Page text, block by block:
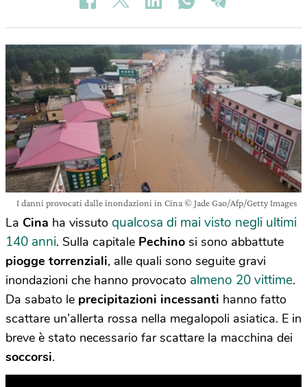
I danni provocati dalle inondazioni in Cina © Jade Gao/Afp/Getty Images
La Cina ha vissuto qualcosa di mai visto negli ultimi
140 anni. Sulla capitale Pechino si sono abbattute
piogge torrenziali, alle quali sono seguite gravi
inondazioni che hanno provocato almeno 20 vittime.
Da sabato le precipitazioni incessanti hanno fatto
scattare un’allerta rossa nella megalopoli asiatica. E in
breve è stato necessario far scattare la macchina dei
soccorsi.